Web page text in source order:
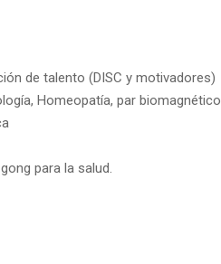
de talento (DISC y motivadores)
Homeopatía, par biomagnético
para la salud.